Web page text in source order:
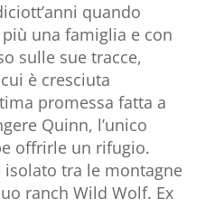
quando
una famiglia e con
sulle sue tracce,
è cresciuta
promessa fatta a
Quinn, l’unico
offrirle un rifugio.
isolato tra le montagne
ranch Wild Wolf. Ex